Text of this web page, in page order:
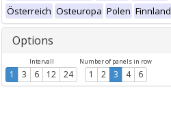
Österreich Osteuropa Polen Finnland
Options
Intervall
1 3 6 12 24
Number of panels in row
1 2 3 4 6